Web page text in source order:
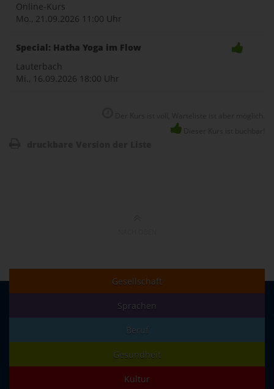
Online-Kurs
Mo., 21.09.2026 11:00 Uhr
Special: Hatha Yoga im Flow
Lauterbach
Mi., 16.09.2026 18:00 Uhr
Gesellschaft
Sprachen
Beruf
Gesundheit
Kultur